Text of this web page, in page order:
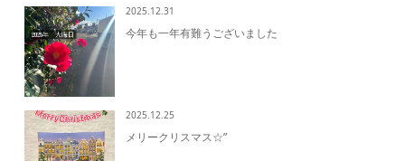
2025.12.31
今年も一年有難うございました
2025.12.25
メリークリスマス☆”